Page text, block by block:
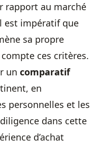
rapport au marché
est impératif que
sa propre
ces critères.
un comparatif
en
personnelles et les
dans cette
d’achat